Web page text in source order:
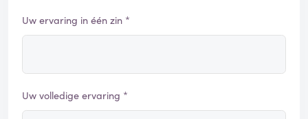
Uw ervaring in één zin *
Uw volledige ervaring *